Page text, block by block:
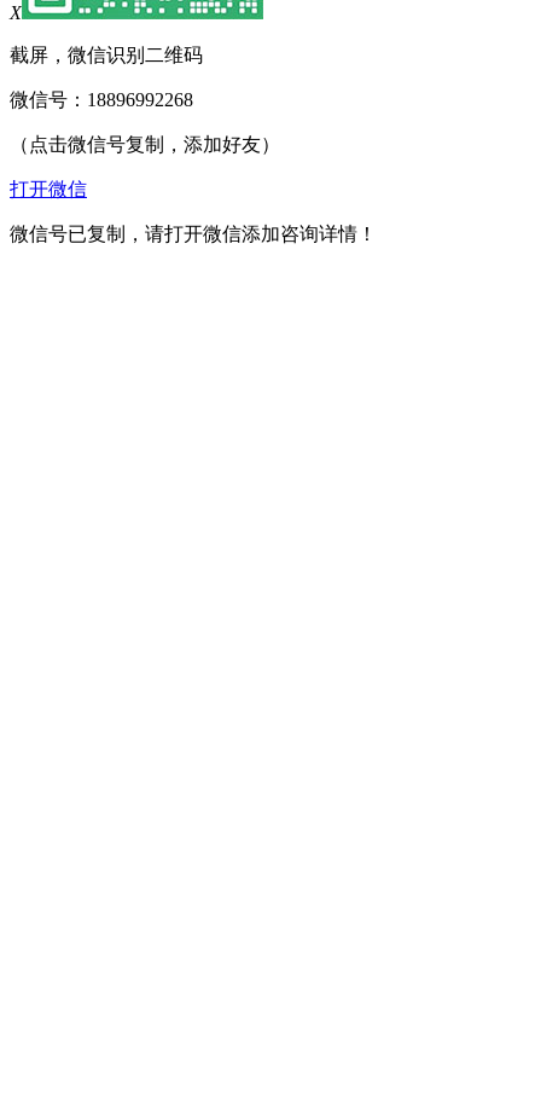
X
截屏，微信识别二维码
微信号： 18896992268
（点击微信号复制，添加好友）
打开微信
微信号已复制，请打开微信添加咨询详情！